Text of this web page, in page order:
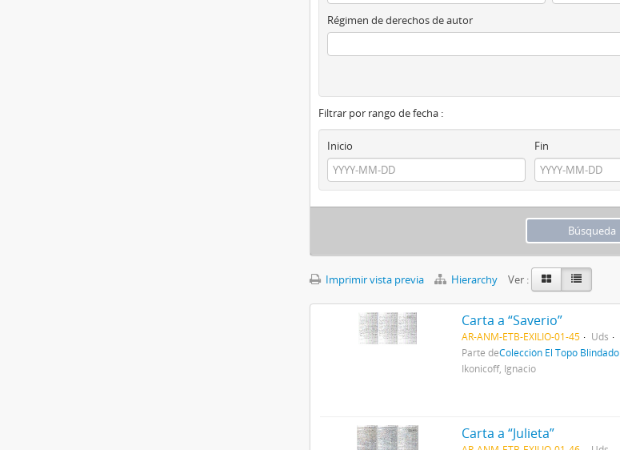
Régimen de derechos de autor
Filtrar por rango de fecha :
Inicio
Fin
Imprimir vista previa Hierarchy Ver :
Carta a “Saverio”
AR-ANM-ETB-EXILIO-01-45 Uds
Parte deColección El Topo Blindado
Ikonicoff, Ignacio
Carta a “Julieta”